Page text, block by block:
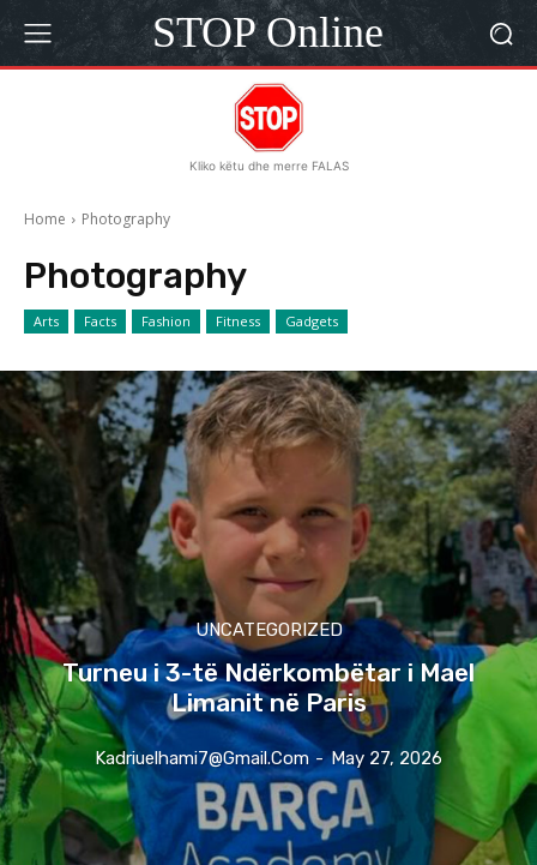
STOP Online
Kliko këtu dhe merre FALAS
Home Photography
Photography
Arts Facts Fashion Fitness Gadgets
UNCATEGORIZED
Turneu i 3-të Ndërkombëtar i Mael
Limanit në Paris
Kadriuelhami7@gmail.com - May 27, 2026